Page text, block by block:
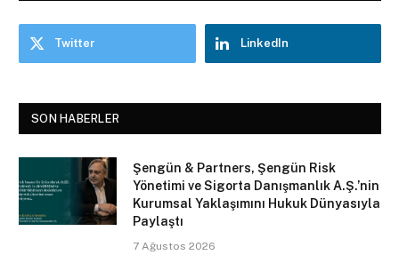
Twitter LinkedIn
SON HABERLER
Şengün & Partners, Şengün Risk
Yönetimi ve Sigorta Danışmanlık A.Ş.’nin
Kurumsal Yaklaşımını Hukuk Dünyasıyla
Paylaştı
7 Ağustos 2026